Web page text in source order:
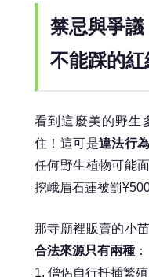
禁忌與爭
不能踩的紅
看到這麼美的野生
住！這可是違法行為
任何野生植物可能
挖峨眉石蓮被罰
那寺廟裡販賣的小
合法來源只有兩種 ：
1. 僧侶自行扦插繁